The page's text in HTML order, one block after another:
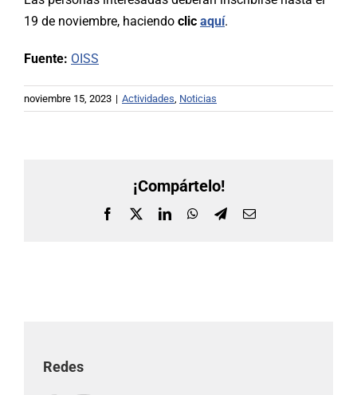
19 de noviembre, haciendo clic aquí.
Fuente: OISS
noviembre 15, 2023 | Actividades, Noticias
¡Compártelo!
Facebook LinkedInWhatsApp
TelegramCorreo
Redes